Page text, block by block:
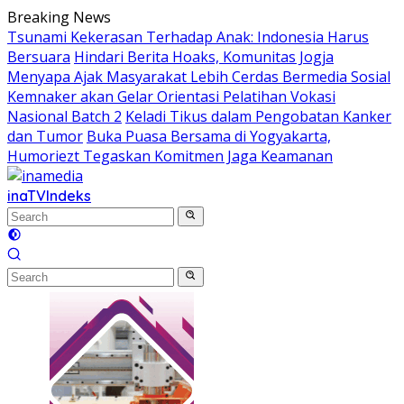
Skip
to
content
Breaking News
Tsunami Kekerasan Terhadap Anak: Indonesia Harus
Bersuara Hindari Berita Hoaks, Komunitas Jogja
Menyapa Ajak Masyarakat Lebih Cerdas Bermedia Sosial
Kemnaker akan Gelar Orientasi Pelatihan Vokasi
Nasional Batch 2 Keladi Tikus dalam Pengobatan Kanker
dan Tumor Buka Puasa Bersama di Yogyakarta,
Humoriezt Tegaskan Komitmen Jaga Keamanan
inaTVIndeks